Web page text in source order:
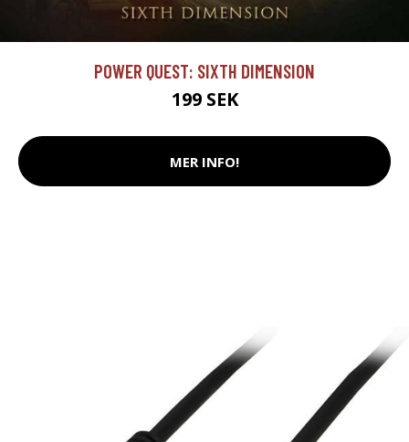
POWER QUEST: SIXTH DIMENSION
199 SEK
MER INFO!